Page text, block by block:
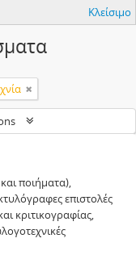
Κλείσιμο
ποιήματα),
επιστολές
κριτικογραφίας,